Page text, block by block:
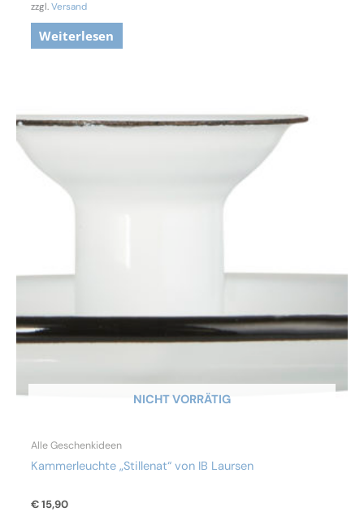
zzgl.Versand
Weiterlesen
NICHT VORRÄTIG
Alle Geschenkideen
Kammerleuchte „Stillenat“ von IB Laursen
€15,90